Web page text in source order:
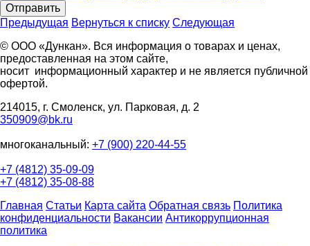
Отправить
Предыдущая Вернуться к списку Следующая
© ООО «Дункан». Вся информация о товарах и ценах,
предоставленная на этом сайте,
носит информационный характер и не является публичной
офертой.
214015, г. Смоленск, ул. Парковая, д. 2
350909@bk.ru
многоканальный: +7 (900) 220-44-55
+7 (4812) 35-09-09
+7 (4812) 35-08-88
Главная Статьи Карта сайта Обратная связь Политика
конфиденциальности Вакансии Антикоррупционная
политика